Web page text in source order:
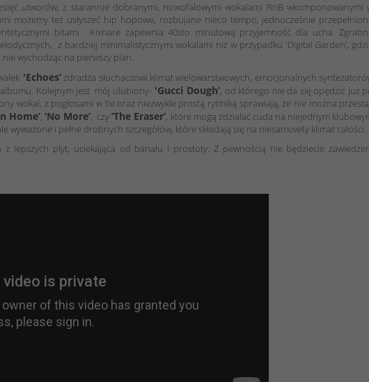
utworów, z starannie dobranymi, nowofalowymi wokalami RnB wkomponowanymi
możemy też usłyszeć hip hopowe, rozbujane nieco tempo, jednocześnie
bitami. Kixnare zapewnia 40sto minutową przyjemność dla ucha.
z bardziej minimalistycznymi wokalami niż w przypadku 'Digital Garden’,
nie wychodząc na pierwszy plan.
'Echoes’zdradza słuchaczowi klimat wielowarstwowych, emocjonalnych
albumu. Kolejnym jest mój ulubiony- 'Gucci Dough’, od którego nie da się opędzić już
wokal, z pogłosami w tle oraz niezwykle prostą rytmiką sprawiają, że nie można
Home’, ’No More’, czy’The Eraser’, które mogą zdziałać cuda na niejednym
wyważone i pełne drobnych szczegółów, które składają się na niesamowity klimat całości.
lepszych płyt, uciekająca od banału i prostoty. Z pewnością nie będziecie